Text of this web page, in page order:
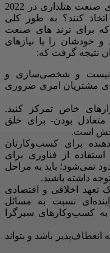
با توجه به آن‌چه تا این‌جا درباره ترند های صنعت هتلداری در 2022
کنند؟ به‌ طور کلی
که برای ترند های صنعت
باشند و خودشان را با نیازهای
نتیجه گرفت که:
نیست و شخصی‌سازی و
مشتریان امری ضروری‌
خاص تمرکز کنید.
‌بودن- برای خلق
است.
برای کسب‌وکارتان
استفاده از فناوری برای
نمی‌شود؛ باید به مراحل
داشته باشید.
تعهد اخلاقی و اقتصادی
نسبت به مسائل
کسب‌وکارهای سبزگرا
باشد و بتواند